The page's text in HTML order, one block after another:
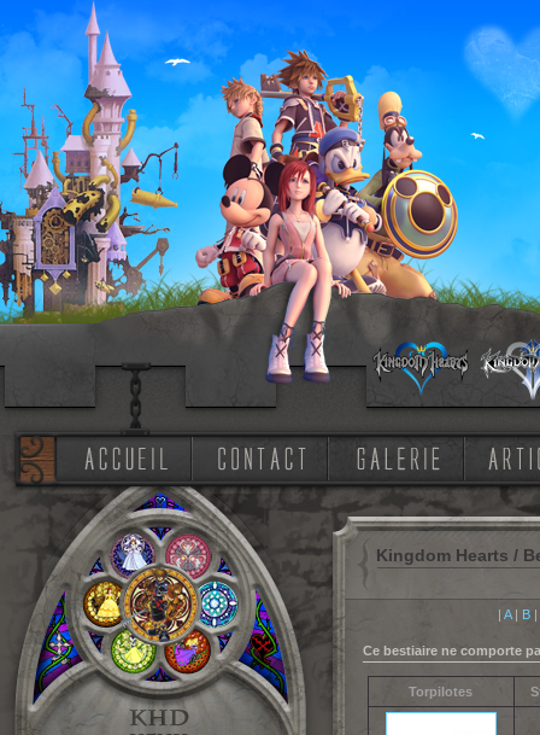
Kingdom Hearts /
|A| B
Ce bestiaire ne comporte
Torpilotes